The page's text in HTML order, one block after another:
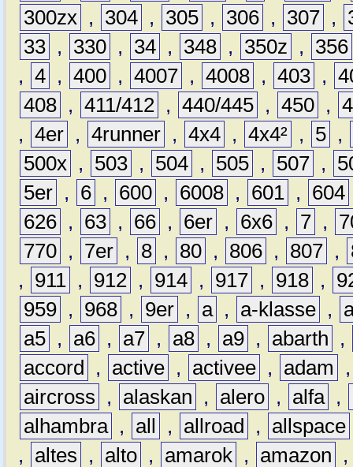
300zx , 304 , 305 , 306 , 307 ,
33 , 330 , 34 , 348 , 350z ,
356
, 4 , 400 , 4007 , 4008 , 403 ,
408 , 411/412 , 440/445 , 450 ,
, 4er , 4runner , 4x4 , 4x4² , 5 ,
500x , 503 , 504 , 505 , 507 ,
5er , 6 , 600 , 6008 , 601 , 604
626 , 63 , 66 , 6er , 6x6 , 7 ,
770 , 7er , 8 , 80 , 806 , 807 ,
,
911 , 912 , 914 , 917 , 918 ,
959 , 968 , 9er , a , a-klasse ,
a5 , a6 , a7 , a8 , a9 , abarth
,
accord
, active , activee , adam
aircross
, alaskan , alero , alfa ,
alhambra , all , allroad , allspace
,
altes , alto , amarok , amazon